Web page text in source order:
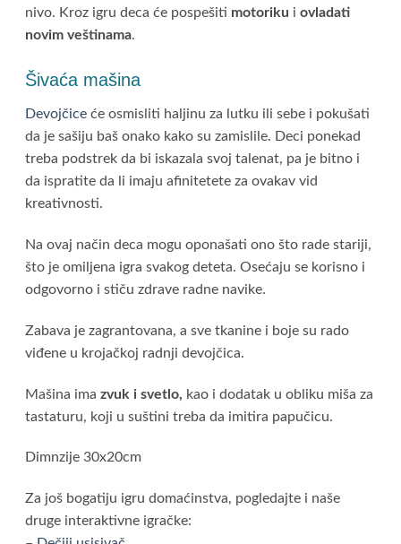
nivo. Kroz igru deca će pospešiti motoriku iovladati
novim veštinama.
Šivaća mašina
Devojčice će osmisliti haljinu za lutku ili sebe i pokušati
da je sašiju baš onako kako su zamislile. Deci ponekad
treba podstrek da bi iskazala svoj talenat, pa je bitno i
da ispratite da li imaju afinitetete za ovakav vid
kreativnosti.
Na ovaj način deca mogu oponašati ono što rade stariji,
što je omiljena igra svakog deteta. Osećaju se korisno i
odgovorno i stiču zdrave radne navike.
Zabava je zagrantovana, a sve tkanine i boje su rado
viđene u krojačkoj radnji devojčica.
Mašina ima zvuk i svetlo, kao i dodatak u obliku miša za
tastaturu, koji u suštini treba da imitira papučicu.
Dimnzije 30x20cm
Za još bogatiju igru domaćinstva, pogledajte i naše
druge interaktivne igračke: